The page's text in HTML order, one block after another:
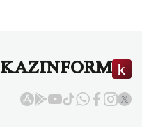
KAZINFORM